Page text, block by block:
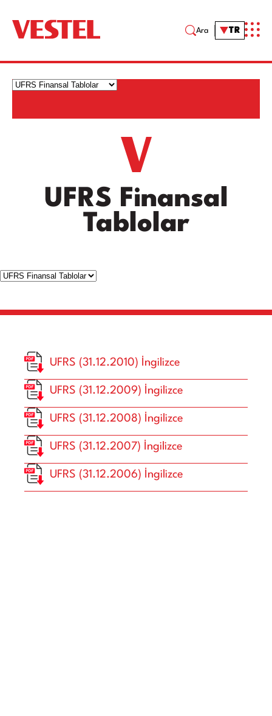
Ara TR
UFRS Finansal
Tablolar
UFRS (31.12.2010) İngilizce
UFRS (31.12.2009) İngilizce
UFRS (31.12.2008) İngilizce
UFRS (31.12.2007) İngilizce
UFRS (31.12.2006) İngilizce